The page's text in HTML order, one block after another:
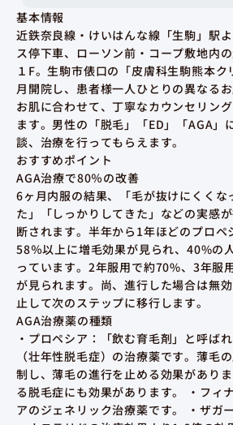
いしたいです。
基本情報
近鉄奈良線・けいはんな線「生駒」駅
ス停下車、ローソン前・コープ敷地内
１F。生駒市俵口の「皮膚科生駒熊本
月開院し、患者様一人ひとりの異なる
お肌に合わせて、丁寧なカウンセリン
ます。男性の「脱毛」「ED」「AGA」
談、治療を行ってもらえます。
おすすめポイント
AGA治療で80％の改善
6ヶ月内服の結果、「毛が抜けにくくな
た」「しっかりしてきた」などの実感
断されます。半年から1年ほどのプロペ
58％以上に増毛効果が見られ、40%の
っています。2年服用で約70%、3年服
が見られます。尚、進行した場合は無
止して次のステップに移行します。
AGA治療薬の種類
・プロペシア：「飲む育毛剤」と呼ば
（壮年性脱毛症）の治療薬です。薄毛
制し、薄毛の進行を止める効果があり
る脱毛症にも効果があります。 ・フィ
アのジェネリック治療薬です。 ・ザガ